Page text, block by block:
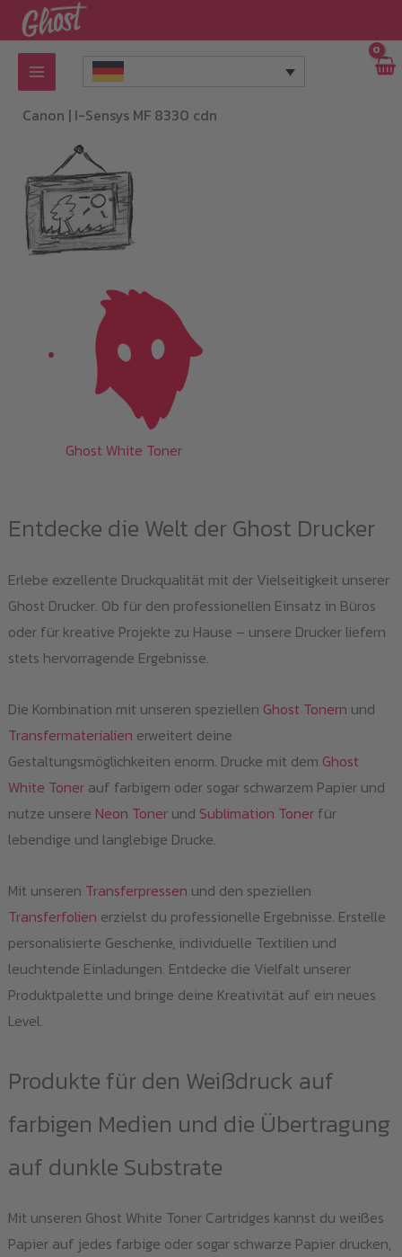
Zum
Inhalt
springen
Canon | I-Sensys MF 8330 cdn
Ghost White Toner
Entdecke die Welt der Ghost Drucker
Erlebe exzellente Druckqualität mit der Vielseitigkeit unserer
Ghost Drucker. Ob für den professionellen Einsatz in Büros
oder für kreative Projekte zu Hause – unsere Drucker liefern
stets hervorragende Ergebnisse.
Die Kombination mit unseren speziellen Ghost Tonern und
Transfermaterialien erweitert deine
Gestaltungsmöglichkeiten enorm. Drucke mit dem Ghost
White Tonerauf farbigem oder sogar schwarzem Papier und
nutze unsere Neon Tonerund Sublimation Tonerfür
lebendige und langlebige Drucke.
Mit unseren Transferpressen und den speziellen
Transferfolien erzielst du professionelle Ergebnisse. Erstelle
personalisierte Geschenke, individuelle Textilien und
leuchtende Einladungen. Entdecke die Vielfalt unserer
Produktpalette und bringe deine Kreativität auf ein neues
Level.
Produkte für den Weißdruck auf
farbigen Medien und die Übertragung
auf dunkle Substrate
Mit unseren Ghost White Toner Cartridges kannst du weißes
Papier auf jedes farbige oder sogar schwarze Papier drucken,